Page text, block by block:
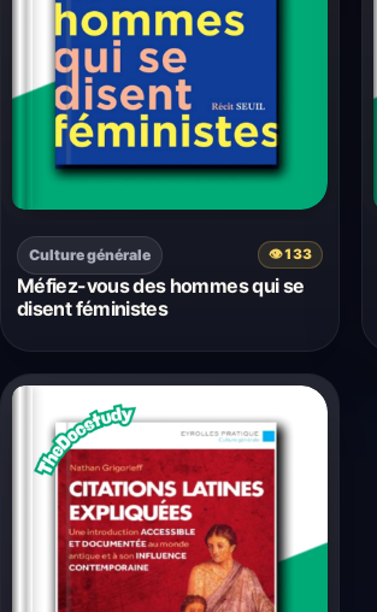
Culture générale 👁133
Méfiez-vous des hommes qui se
disent féministes